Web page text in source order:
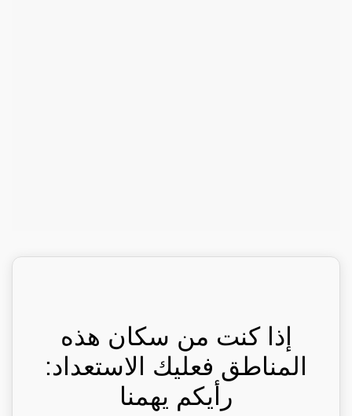
إذا كنت من سكان هذه
المناطق فعليك الاستعداد:
رأيكم يهمنا